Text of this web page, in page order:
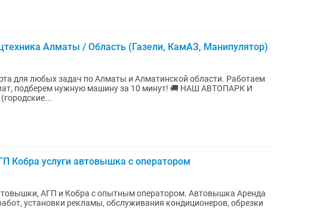
Алматы / Область (Газели, КамАЗ, Манипулятор)
для любых задач по Алматы и Алматинской области. Работаем
подберем нужную машину за 10 минут! 🚚 НАШ АВТОПАРК И
(городские...
Кобра услуги автовышка с оператором
АГП и Кобра с опытным оператором. Автовышка Аренда
установки рекламы, обслуживания кондиционеров, обрезки